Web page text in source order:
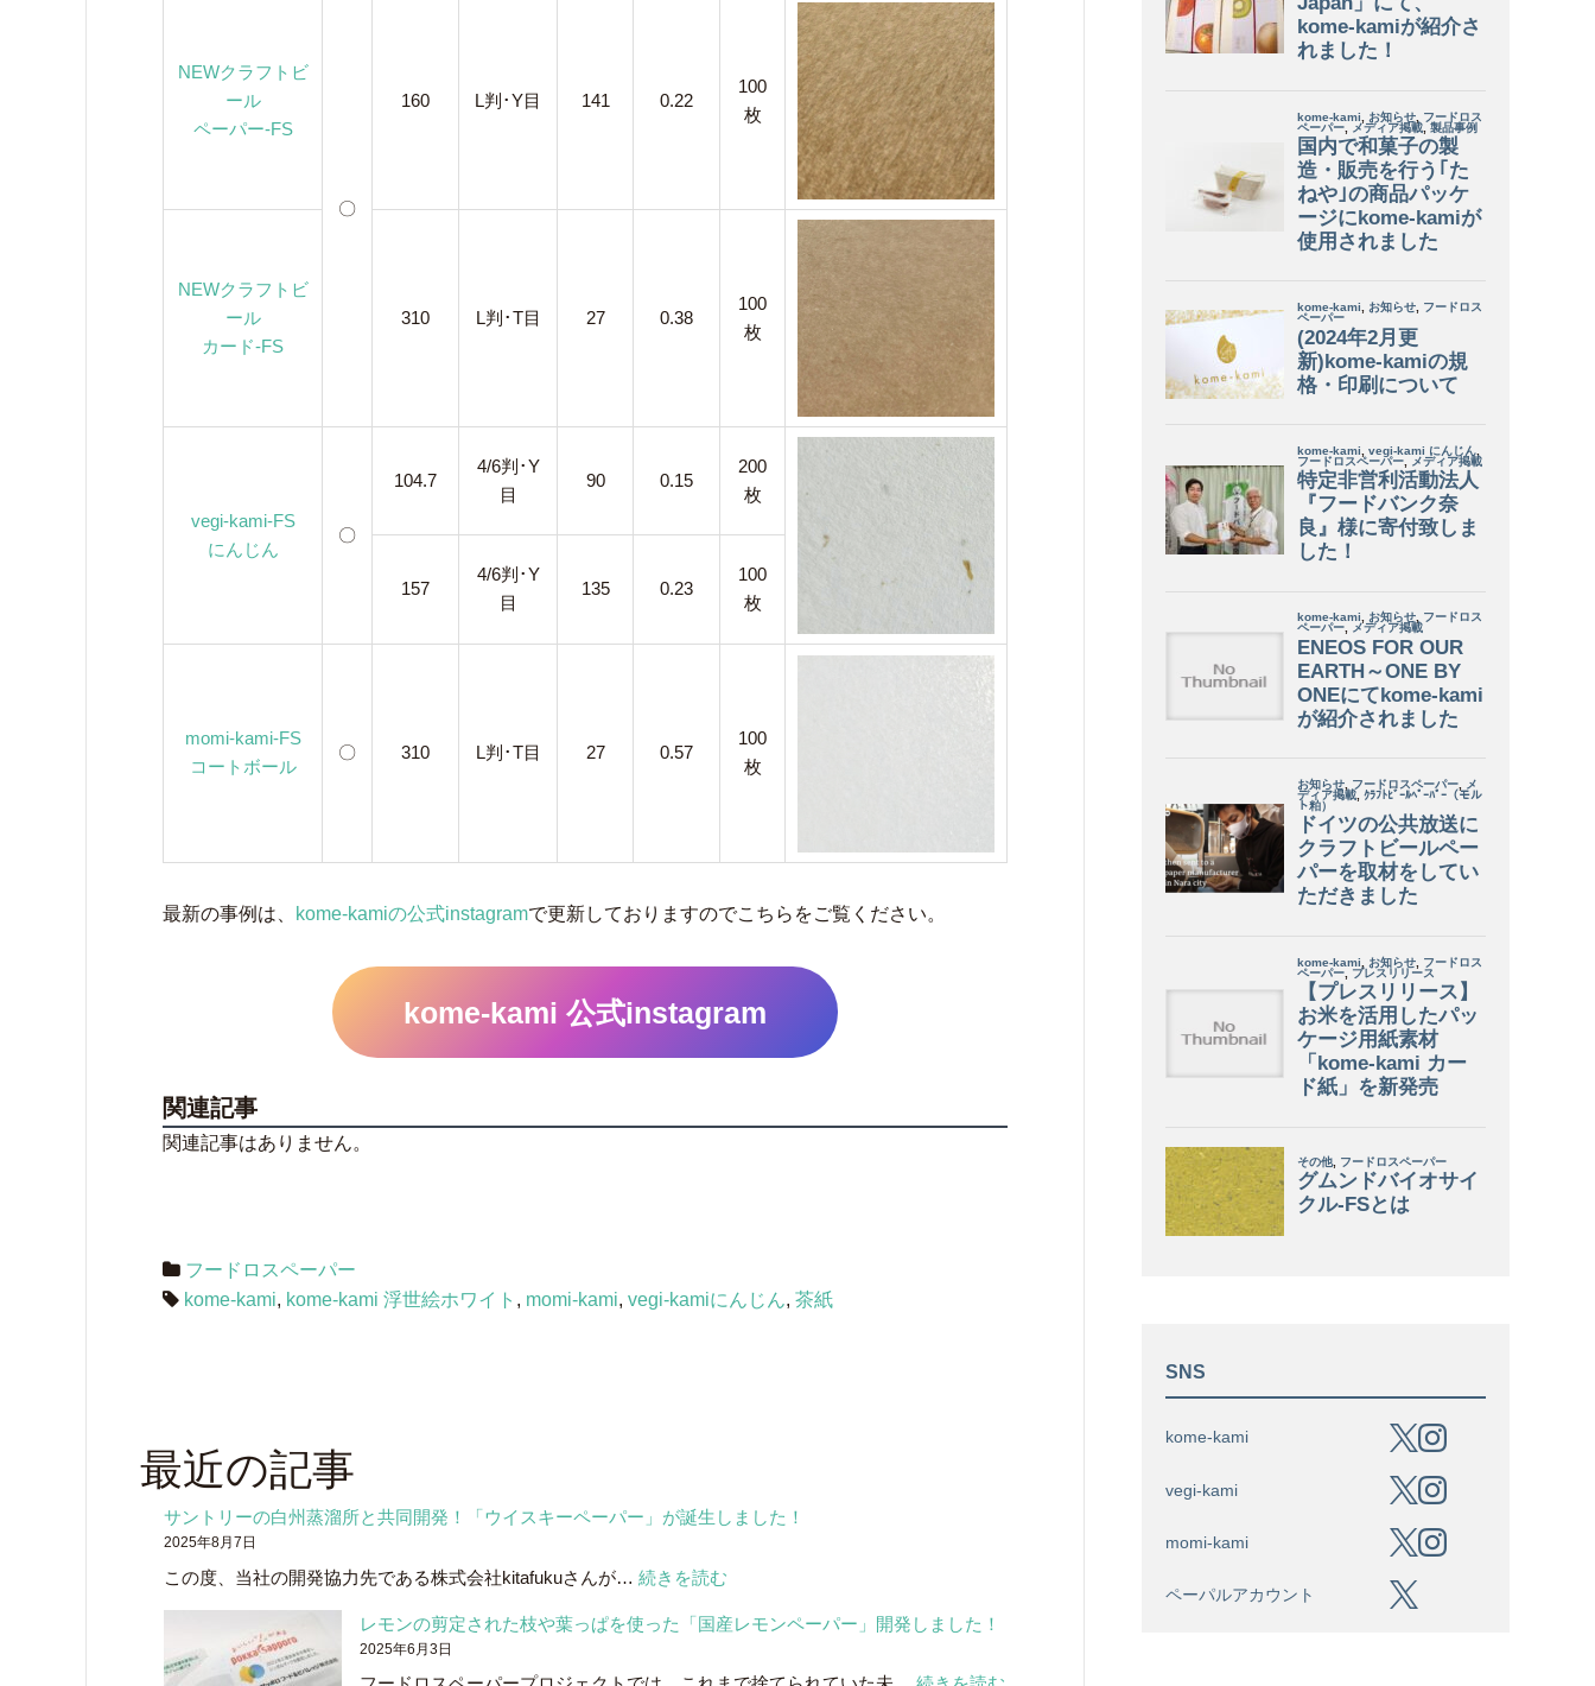
NEWクラフトビ
ール
ペーパー-FS
〇
160 L判･Y目 141 0.22
100
枚
NEWクラフトビ
ール
カード-FS
310 L判･T目 27 0.38
100
枚
vegi-kami-FS
にんじん
〇
104.7
4/6判･Y
目
90 0.15
200
枚
157
4/6判･Y
目
135 0.23
100
枚
momi-kami-FS
コートボール
〇 310 L判･T目 27 0.57
100
枚
最新の事例は、 kome-kamiの公式instagramで更新しておりますのでこちらをご覧ください。
kome-kami 公式instagram
関連記事
関連記事はありません。
フードロスペーパー
kome-kami, kome-kami 浮世絵ホワイト , momi-kami, vegi-kamiにんじん, 茶紙
最近の記事
サントリーの白州蒸溜所と共同開発！「ウイスキーペーパー」が誕生しました！
2025年8月7日
この度、当社の開発協力先である株式会社kitafukuさんが… 続きを読む
ン
レモンの剪定された枝や葉っぱを使った「国産レモンペーパー」開発しました！
2025年6月3日
SNS
kome-kami
vegi-kami
momi-kami
ペーパルアカウント